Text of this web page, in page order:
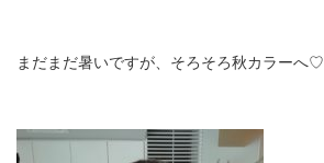
まだまだ暑いですが、そろそろ秋カラーへ♡